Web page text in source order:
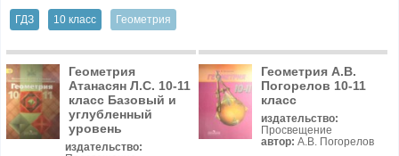
ГДЗ 10 класс Геометрия
Геометрия
Атанасян Л.С. 10-11
класс Базовый и
углубленный
уровень
издательство:
Геометрия А.В.
Погорелов 10-11
класс
издательство:
Просвещение
автор: А.В. Погорелов